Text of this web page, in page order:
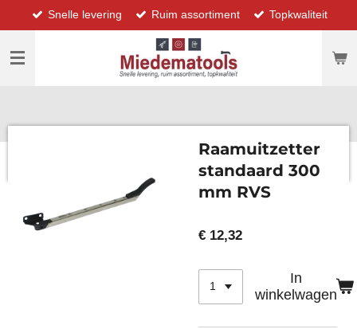
direct
naar
hoofdinhoud
Snelle levering Ruim assortiment Topkwaliteit
Raamuitzetter
standaard 300
mm RVS
€ 12,32
In
winkelwagen